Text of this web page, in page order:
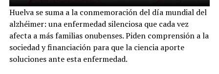
Huelva se suma a la conmemoración del día mundial del
alzhéimer: una enfermedad silenciosa que cada vez
afecta a más familias onubenses. Piden comprensión a la
sociedad y financiación para que la ciencia aporte
soluciones ante esta enfermedad.